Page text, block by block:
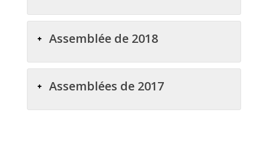
Assemblée de 2018
Assemblées de 2017